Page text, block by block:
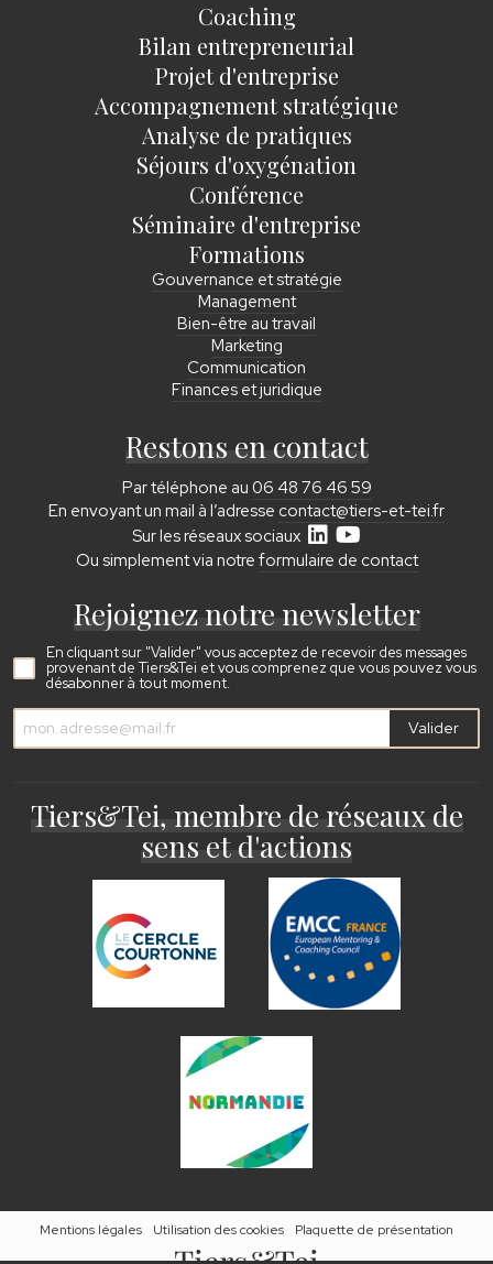
Coaching
Bilan entrepreneurial
Projet d'entreprise
Accompagnement stratégique
Analyse de pratiques
Séjours d'oxygénation
Conférence
Séminaire d'entreprise
Formations
Gouvernance et stratégie
Management
Bien-être au travail
Marketing
Communication
Finances et juridique
Restons en contact
Par téléphone au 06 48 76 46 59
En envoyant un mail à l’adresse contact@tiers-et-tei.fr
Sur les réseaux sociaux
Ou simplement via notre formulaire de contact
Rejoignez notre newsletter
En cliquant sur "Valider" vous acceptez de recevoir des messages
provenant de Tiers&Tei et vous comprenez que vous pouvez vous
désabonner à tout moment.
Valider
Tiers&Tei, membre de réseaux de
sens et d'actions
Mentions légales Utilisation des cookies Plaquette de présentation